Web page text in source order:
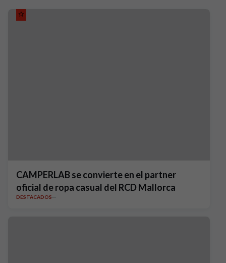
CAMPERLAB se convierte en el partner
oficial de ropa casual del RCD Mallorca
DESTACADOS